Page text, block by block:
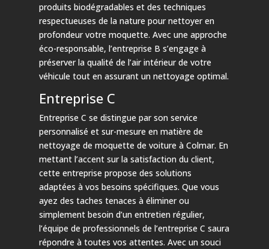
produits biodégradables et des techniques
respectueuses de la nature pour nettoyer en
profondeur votre moquette. Avec une approche
éco-responsable, l’entreprise B s’engage à
préserver la qualité de l’air intérieur de votre
véhicule tout en assurant un nettoyage optimal.
Entreprise C
Entreprise C se distingue par son service
personnalisé et sur-mesure en matière de
nettoyage de moquette de voiture à Colmar. En
mettant l’accent sur la satisfaction du client,
cette entreprise propose des solutions
adaptées à vos besoins spécifiques. Que vous
ayez des taches tenaces à éliminer ou
simplement besoin d’un entretien régulier,
l’équipe de professionnels de l’entreprise C saura
répondre à toutes vos attentes. Avec un souci